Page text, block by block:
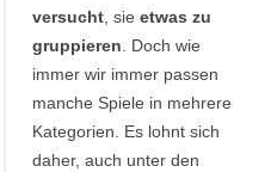
versucht, sie etwas zu
gruppieren. Doch wie
immer wir immer passen
manche Spiele in mehrere
Kategorien. Es lohnt sich
daher, auch unter den